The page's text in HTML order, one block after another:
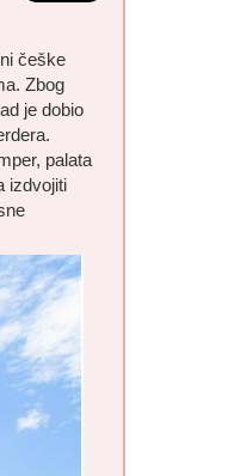
češke
Zbog
je dobio
palata
izdvojiti